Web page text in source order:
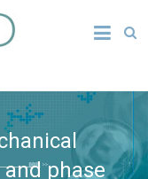
phase